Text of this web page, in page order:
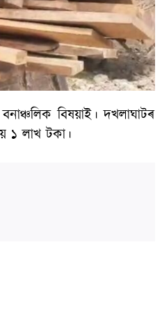
বিষয়াই। দখলাঘাটৰ
১ লাখ টকা।